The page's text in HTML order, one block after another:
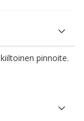
pinnoite.